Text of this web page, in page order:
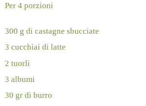
Per 4 porzioni
300 g di castagne sbucciate
3 cucchiai di latte
2 tuorli
3 albumi
30 gr di burro